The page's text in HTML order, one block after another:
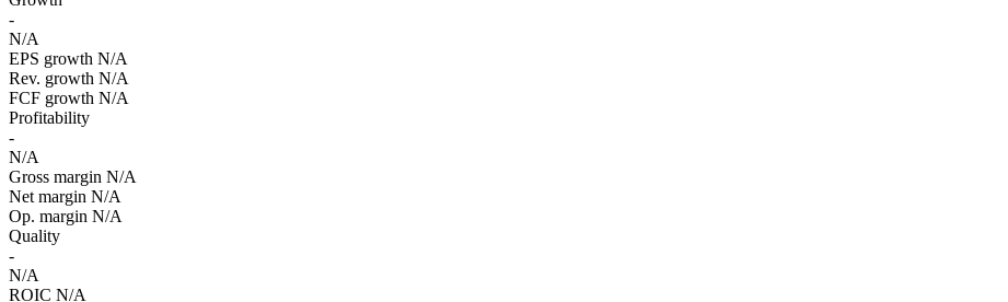
-
N/A
EPS growth N/A
Rev. growth N/A
FCF growth N/A
Profitability
-
N/A
Gross margin N/A
Net margin N/A
Op. margin N/A
Quality
-
N/A
ROIC N/A